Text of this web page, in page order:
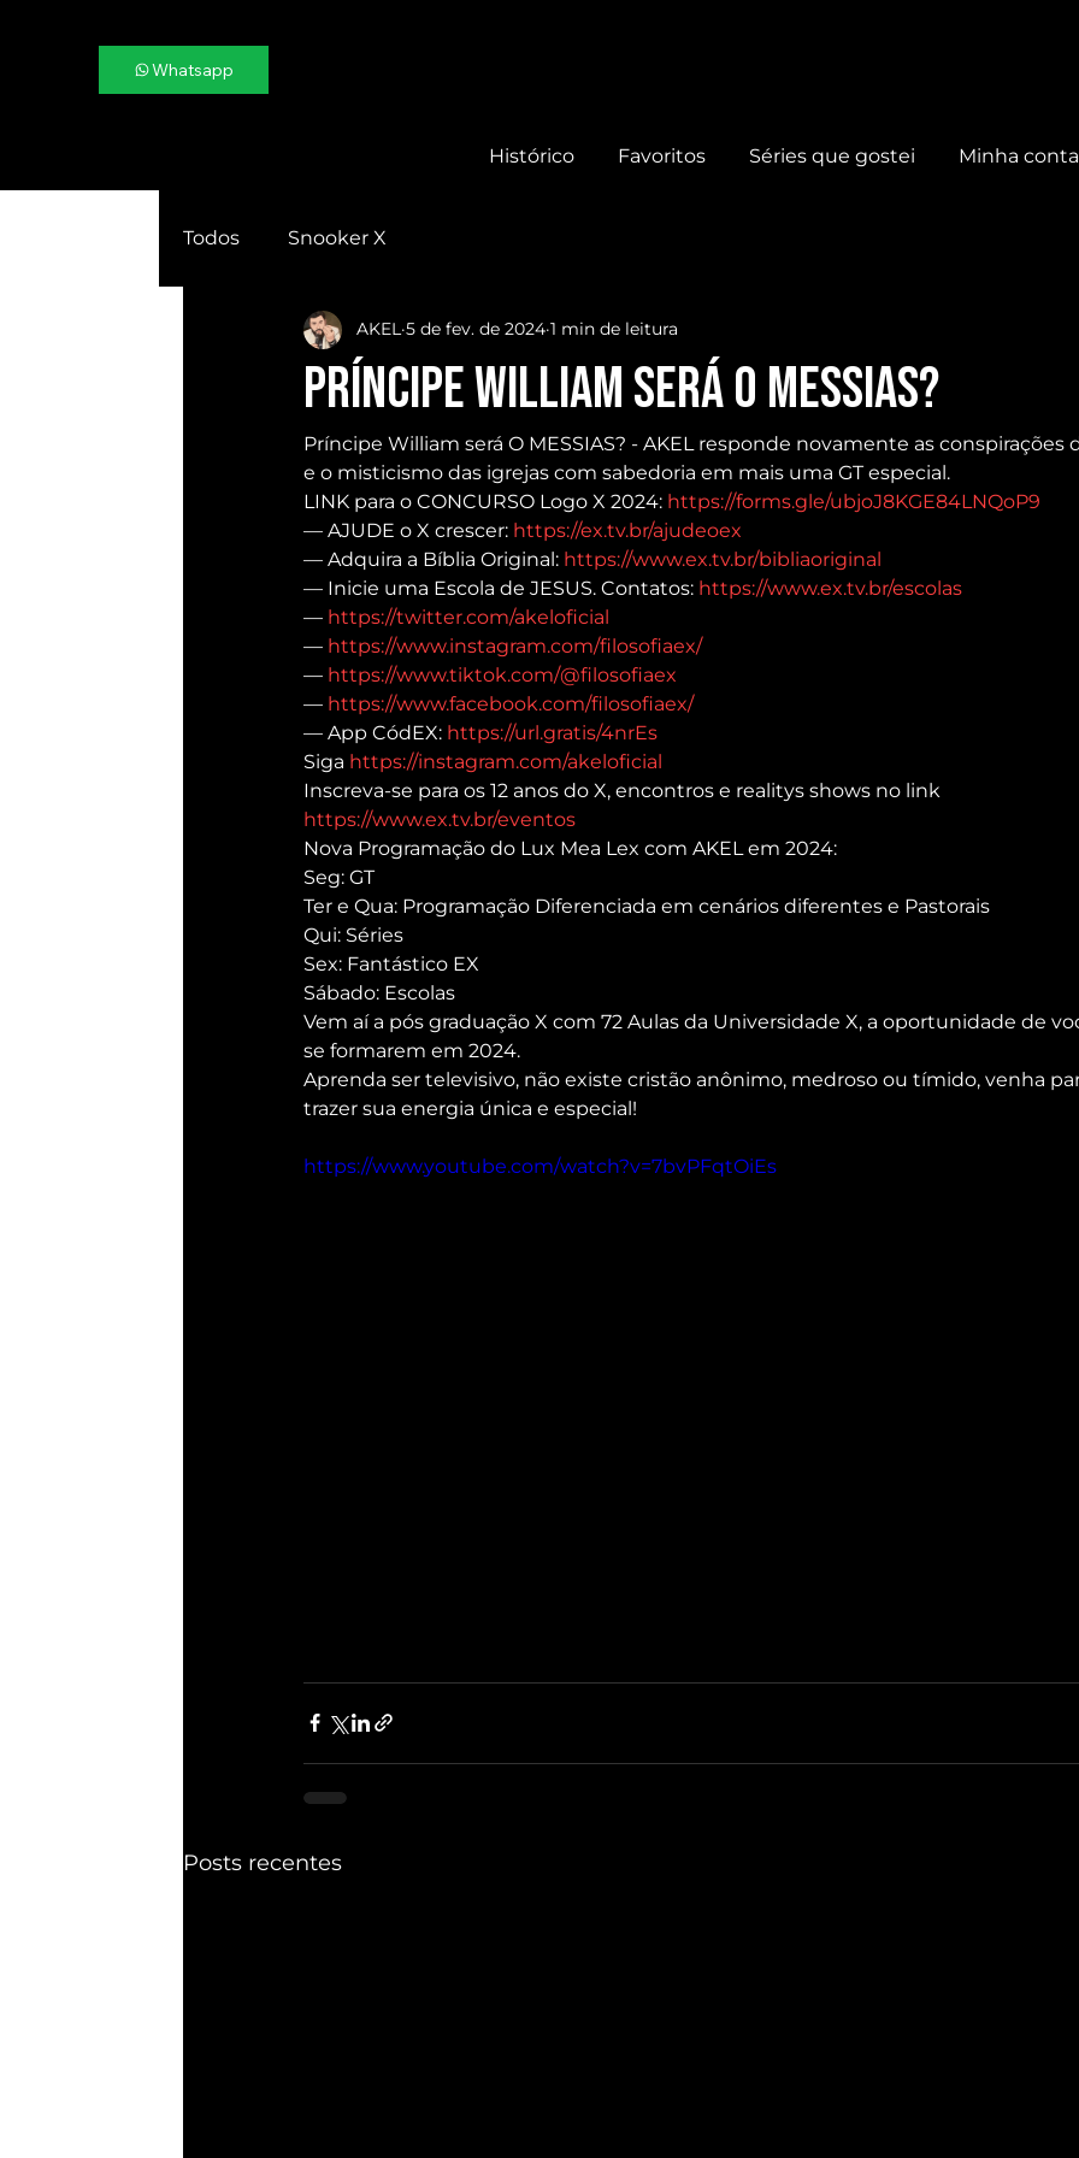
Whatsapp
Histórico Favoritos Séries que gostei Minha conta
Todos Snooker X
Príncipe William será O MESSIAS?
AKEL 5 de fev. de 2024 1 min de leitura
Príncipe William será O MESSIAS? - AKEL responde novamente as conspirações
e o misticismo das igrejas com sabedoria em mais uma GT especial.
LINK para o CONCURSO Logo X 2024: https://forms.gle/ubjoJ8KGE84LNQoP9
— AJUDE o X crescer: https://ex.tv.br/ajudeoex
— Adquira a Bíblia Original: https://www.ex.tv.br/bibliaoriginal
— Inicie uma Escola de JESUS. Contatos: https://www.ex.tv.br/escolas
— https://twitter.com/akeloficial
— https://www.instagram.com/filosofiaex/
— https://www.tiktok.com/@filosofiaex
— https://www.facebook.com/filosofiaex/
— App CódEX: https://url.gratis/4nrEs
Siga https://instagram.com/akeloficial
Inscreva-se para os 12 anos do X, encontros e realitys shows no link
https://www.ex.tv.br/eventos
Nova Programação do Lux Mea Lex com AKEL em 2024:
Seg: GT
Ter e Qua: Programação Diferenciada em cenários diferentes e Pastorais
Qui: Séries
Sex: Fantástico EX
Sábado: Escolas
Vem aí a pós graduação X com 72 Aulas da Universidade X, a oportunidade de
se formarem em 2024.
Aprenda ser televisivo, não existe cristão anônimo, medroso ou tímido, venha
trazer sua energia única e especial!
https://www.youtube.com/watch?v=7bvPFqtOiEs
Posts recentes